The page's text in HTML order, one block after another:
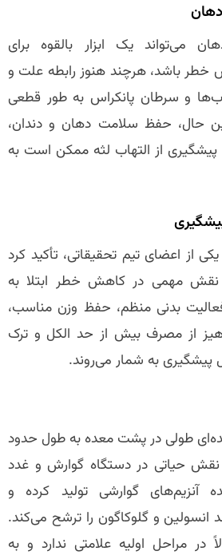
می‌تواند یک ابزار بالقوه برای
خطر باشد، هرچند هنوز رابطه علت و
و سرطان پانکراس به طور قطعی
حال، حفظ سلامت دهان و دندان،
از التهاب لثه ممکن است به
از اعضای تیم تحقیقاتی، تأکید کرد
مهمی در کاهش خطر ابتلا به
بدنی منظم، حفظ وزن مناسب،
از مصرف بیش از حد الکل و ترک
پیشگیری به شمار می‌روند.
غده‌ای طولی در پشت معده به طول حدود
نقش حیاتی در دستگاه گوارش و غدد
آنزیم‌های گوارشی تولید کرده و
انسولین و گلوکاگون را ترشح می‌کند.
در مراحل اولیه علامتی ندارد و به